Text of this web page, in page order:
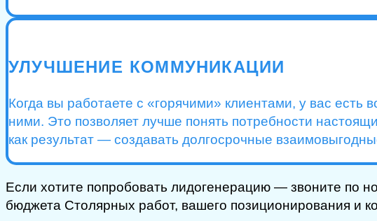
УЛУЧШЕНИЕ КОММУНИКАЦИИ
Когда вы работаете с «горячими» клиентами, у вас есть
ними. Это позволяет лучше понять потребности
как результат — создавать долгосрочные
Если хотите попробовать лидогенерацию — звоните по
бюджета Столярных работ, вашего позиционирования и